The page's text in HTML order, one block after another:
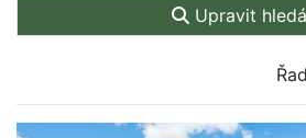
Upravit